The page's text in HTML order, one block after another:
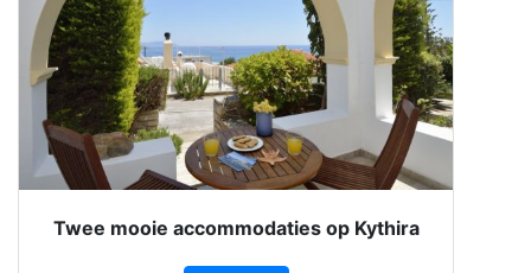
Twee mooie accommodaties op Kythira